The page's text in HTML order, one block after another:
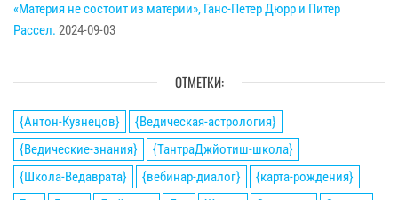
«Материя не состоит из материи», Ганс-Петер Дюрр и Питер
Рассел. 2024-09-03
ОТМЕТКИ:
{Антон-Кузнецов}
{Ведическая-астрология}
{Ведические-знания}
{ТантраДжйотиш-школа}
{Школа-Ведаврата}
{вебинар-диалог}
{карта-рождения}